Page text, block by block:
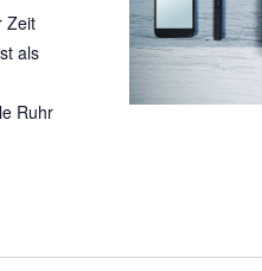
Zeit
als
Ruhr